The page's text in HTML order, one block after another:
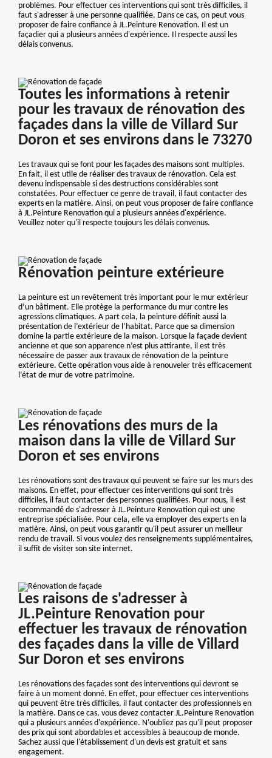
problèmes. Pour effectuer ces interventions qui sont très difficiles, il
faut s'adresser à une personne qualifiée. Dans ce cas, on peut vous
proposer de faire confiance à JL.Peinture Renovation. Il est un
façadier qui a plusieurs années d'expérience. Il respecte aussi les
délais convenus.
Toutes les informations à retenir
pour les travaux de rénovation des
façades dans la ville de Villard Sur
Doron et ses environs dans le 73270
Les travaux qui se font pour les façades des maisons sont multiples.
En fait, il est utile de réaliser des travaux de rénovation. Cela est
devenu indispensable si des destructions considérables sont
constatées. Pour effectuer ce genre de travail, il faut contacter des
experts en la matière. Ainsi, on peut vous proposer de faire confiance
à JL.Peinture Renovation qui a plusieurs années d'expérience.
Veuillez noter qu'il respecte toujours les délais convenus.
Rénovation peinture extérieure
La peinture est un revêtement très important pour le mur extérieur
d’un bâtiment. Elle protège la performance du mur contre les
agressions climatiques. A part cela, la peinture définit aussi la
présentation de l’extérieur de l’habitat. Parce que sa dimension
domine la partie extérieure de la maison. Lorsque la façade devient
ancienne et que son apparence n’est plus attirante, il est très
nécessaire de passer aux travaux de rénovation de la peinture
extérieure. Cette opération vous aide à renouveler très efficacement
l’état de mur de votre patrimoine.
Les rénovations des murs de la
maison dans la ville de Villard Sur
Doron et ses environs
Les rénovations sont des travaux qui peuvent se faire sur les murs des
maisons. En effet, pour effectuer ces interventions qui sont très
difficiles, il faut contacter des personnes qualifiées. Pour nous, il est
recommandé de s'adresser à JL.Peinture Renovation qui est une
entreprise spécialisée. Pour cela, elle va employer des experts en la
matière. Ainsi, on peut vous garantir qu'il peut assurer un meilleur
rendu de travail. Si vous voulez des renseignements supplémentaires,
il suffit de visiter son site internet.
Les raisons de s'adresser à
JL.Peinture Renovation pour
effectuer les travaux de rénovation
des façades dans la ville de Villard
Sur Doron et ses environs
Les rénovations des façades sont des interventions qui devront se
faire à un moment donné. En effet, pour effectuer ces interventions
qui peuvent être très difficiles, il faut contacter des professionnels en
la matière. Dans ce cas, vous devez contacter JL.Peinture Renovation
qui a plusieurs années d'expérience. N'oubliez pas qu'il peut proposer
des prix qui sont abordables et accessibles à beaucoup de monde.
Sachez aussi que l'établissement d'un devis est gratuit et sans
engagement.